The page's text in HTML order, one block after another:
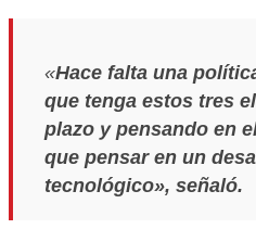
«Hace falta una
que tenga estos tres
plazo y pensando en
que pensar en un
tecnológico», señaló.